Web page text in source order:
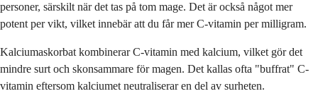
personer, särskilt när det tas på tom mage. Det är också något mer
potent per vikt, vilket innebär att du får mer C-vitamin per milligram.
Kalciumaskorbat kombinerar C-vitamin med kalcium, vilket gör det
mindre surt och skonsammare för magen. Det kallas ofta "buffrat" C-
vitamin eftersom kalciumet neutraliserar en del av surheten.